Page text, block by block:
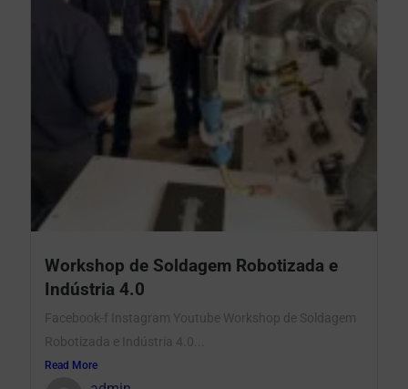
Workshop de Soldagem Robotizada e
Indústria 4.0
Facebook-f Instagram Youtube Workshop de Soldagem
Robotizada e Indústria 4.0...
Read More